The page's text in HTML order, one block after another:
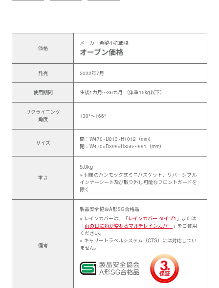
価格
メーカー希望小売価格
オープン価格
発売 2022年7月
使用期間 生後1カ月～36カ月 （体重15kg以下）
リクライニング
角度
130°～166°
サイズ
開：W470×D813×H1012（mm）
閉：W470×D399×H856～991（mm）
重さ
5.0kg
※ 付属のハンモック式ミニバスケット、リバーシブル
インナーシート及び取り外し可能なフロントガードを
除く
備考
製品安全協会A形SG合格品
※ レインカバーは、「レインカバー タイプ1 」または
「雨の日に色が変わるマルチレインカバー 」をご使用
ください。
※ キャリートラベルシステム（CTS）には対応してい
ません。